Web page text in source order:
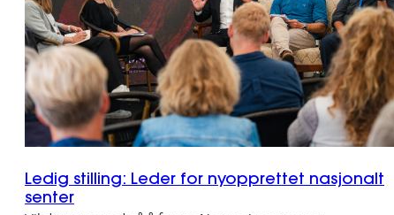
Ledig stilling: Leder for nyopprettet nasjonalt
senter